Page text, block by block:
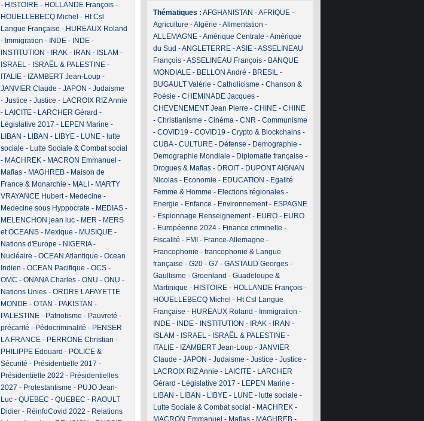
- HISTOIRE- HOLLANDE François-
HOUELLEBECQ Michel - Ht Csl
Langue Française - HUREAUX Roland
- Immigration - INDE- INDE-
INSTITUTION - IRAK- IRAN - ISLAM -
ISRAEL- ISRAËL & PALESTINE-
ITALIE- IZAMBERT Jean-Loup-
JANVIER Claude - JAPON - Judaisme
- Justice - Justice - LACROIX RIZ Annie
- LAICITE- LARCHER Gérard -
Législative 2017 - LEPEN Marine -
LIBAN - LIBAN - LIBYE- LUNE- lutte
sociale - Lutte Sociale & Combat social
- MACHREK- MACRON Emmanuel -
Mafias- MAGHREB- Maison de
France & Monarchie - MALI - MARTY
VRAYANCE Hubert- Medecine -
Medecine sous Hyppocrate - MEDIAS-
MELENCHON jean luc- MER - MERS
et OCEANS- Mexique - MUSIQUE-
Nations d'Europe - NIGERIA-
Nucléaire - OCEAN Atlantique - Ocean
Indien - OCEAN Pacifique - OCS-
OMC - ONANA Charles- ONU - ONU -
Nations Unies- ORDRE LAFAYETTE
MONDE- OTAN - PAKISTAN -
PALESTINE- Patriotisme - Pauvreté -
précarité - Pédocriminalité - PENSER
LA FRANCE- PERRONE Christian -
PHILIPPE Edouard - POLICE &
Sécurité - Présidentielle 2017 -
Présidentielle 2022 - Présidentielles
2027 - Protestantisme - PUJO Jean-
Luc- QUEBEC - QUEBEC - RAOULT
Didier- RéinfoCovid 2022 - Relations
Thématiques : AFGHANISTAN -AFRIQUE-
Agriculture -Algérie -Alimentation -
ALLEMAGNE-Amérique Centrale -Amérique
du Sud -ANGLETERRE-ASIE-ASSELINEAU
François-ASSELINEAU François- BANQUE
MONDIALE- BELLON André - BRESIL-
BUGAULT Valérie - Catholicisme - Chanson &
Poésie - CHEMINADE Jacques-
CHEVENEMENT Jean Pierre - CHINE- CHINE
- Christianisme - Cinéma- CNR - Communisme
- COVID19 - COVID19 - Crypto & Blockchains-
CUBA- CULTURE- Défense - Demographie -
Demographie Mondiale - Diplomatie française -
Drogues & Mafias- DROIT- DUPONT AIGNAN
Nicolas- Economie - EDUCATION - Egalité
Femme & Homme - Elections régionales-
Energie - Enfance - Environnement- ESPAGNE
- Espionnage Renseignement- EURO- EURO
- Européenne 2024- Finance criminelle -
Fiscalité - FMI - France-Allemagne -
Francophonie - francophonie & Langue
française - G20- G7 - GASTAUD Georges-
Gaullisme - Groenland - Guadeloupe &
Martinique - HISTOIRE- HOLLANDE François-
HOUELLEBECQ Michel - Ht Csl Langue
Française - HUREAUX Roland - Immigration -
INDE- INDE- INSTITUTION - IRAK- IRAN -
ISLAM - ISRAEL- ISRAËL & PALESTINE-
ITALIE- IZAMBERT Jean-Loup- JANVIER
Claude - JAPON - Judaisme - Justice - Justice -
LACROIX RIZ Annie - LAICITE- LARCHER
Gérard - Législative 2017 - LEPEN Marine -
LIBAN - LIBAN - LIBYE- LUNE- lutte sociale -
Lutte Sociale & Combat social - MACHREK-
MACRON Emmanuel - Mafias- MAGHREB-